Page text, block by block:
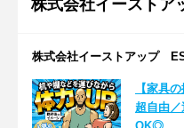
株式会社イーストア
株式会社イーストアップ ES
【家具
超自由